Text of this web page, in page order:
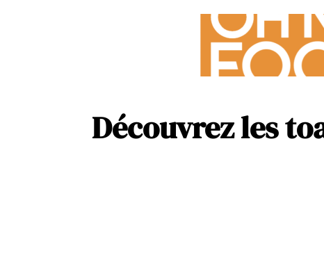
Découvrez les